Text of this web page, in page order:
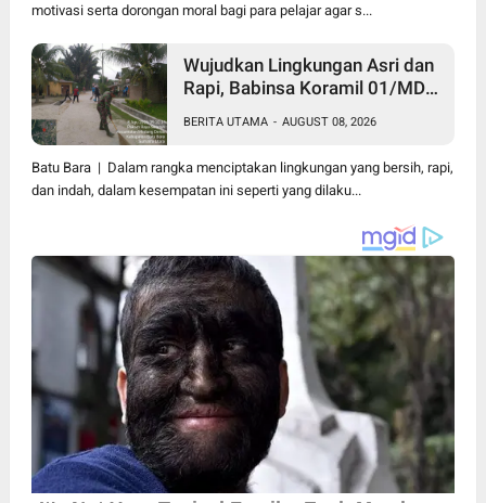
motivasi serta dorongan moral bagi para pelajar agar s...
Wujudkan Lingkungan Asri dan
Rapi, Babinsa Koramil 01/MD
Warga Pakam Raya Selatan
Gotong Royong
BERITA UTAMA - AUGUST 08, 2026
Batu Bara | Dalam rangka menciptakan lingkungan yang bersih, rapi,
dan indah, dalam kesempatan ini seperti yang dilaku...